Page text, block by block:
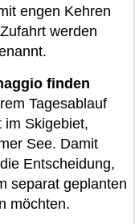
engen Kehren
werden
finden
Tagesablauf
im Skigebiet,
See. Damit
Entscheidung,
separat geplanten
möchten.